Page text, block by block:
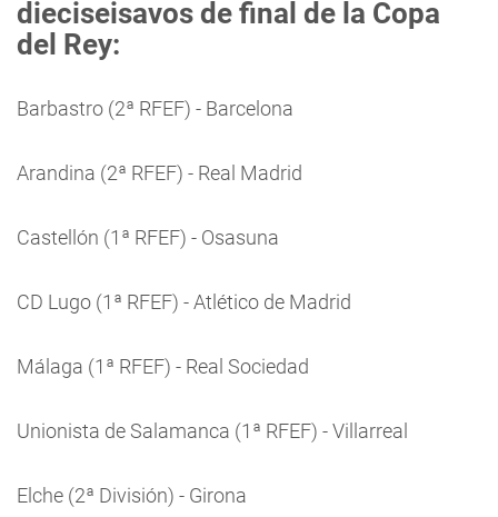
dieciseisavos de final de la Copa
del Rey:
Barbastro (2ª RFEF) - Barcelona
Arandina (2ª RFEF) - Real Madrid
Castellón (1ª RFEF) - Osasuna
CD Lugo (1ª RFEF) - Atlético de Madrid
Málaga (1ª RFEF) - Real Sociedad
Unionista de Salamanca (1ª RFEF) - Villarreal
Elche (2ª División) - Girona